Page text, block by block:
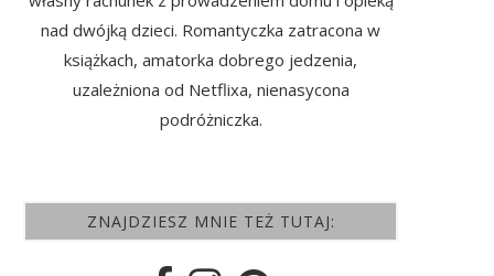
nad dwójką dzieci. Romantyczka zatracona w
książkach, amatorka dobrego jedzenia,
uzależniona od Netflixa, nienasycona
podróżniczka.
ZNAJDZIESZ MNIE TEŻ TUTAJ: